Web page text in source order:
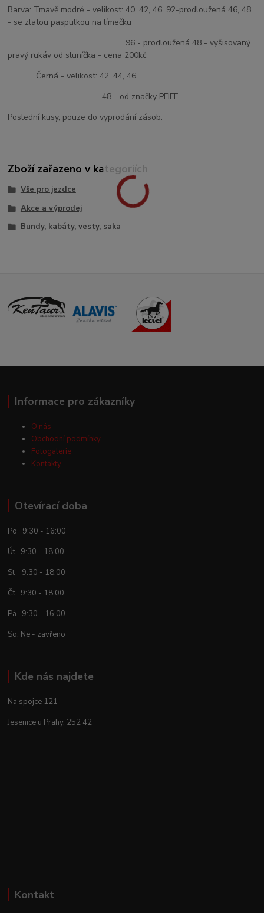
Barva: Tmavě modré - velikost: 40, 42, 46, 92-prodloužená 46, 48
- se zlatou paspulkou na límečku
96 - prodloužená 48 - vyšisovaný
pravý rukáv od sluníčka - cena 200kč
Černá - velikost: 42, 44, 46
48 - od značky PFIFF
Poslední kusy, pouze do vyprodání zásob.
Zboží zařazeno v kategoriích
Vše pro jezdce
Akce a výprodej
Bundy, kabáty, vesty, saka
Informace pro zákazníky
O nás
Obchodní podmínky
Fotogalerie
Kontakty
Otevírací doba
Po 9:30 - 16:00
Út 9:30 - 18:00
St 9:30 - 18:00
Čt 9:30 - 18:00
Pá 9:30 - 16:00
So, Ne - zavřeno
Kde nás najdete
Na spojce 121
Jesenice u Prahy, 252 42
Kontakt